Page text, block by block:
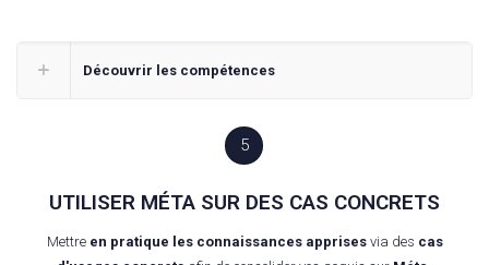
Découvrir les compétences
5
UTILISER MÉTA SUR DES CAS CONCRETS
Mettre en pratique les connaissances apprisesvia des cas